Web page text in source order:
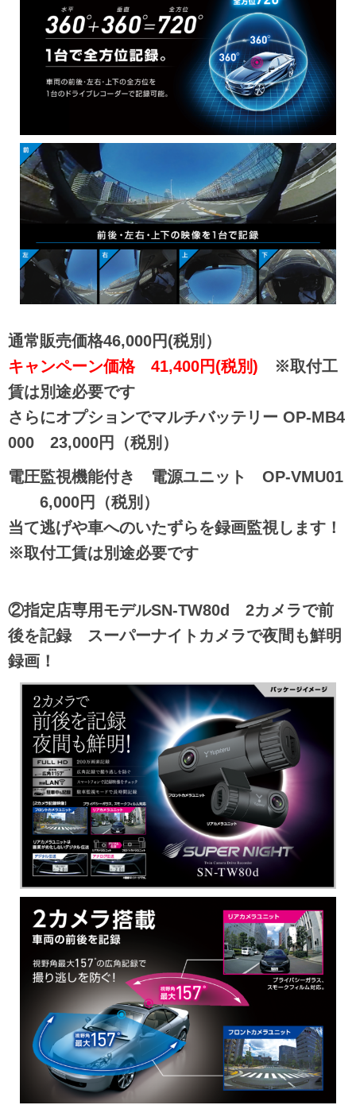
通常販売価格46,000円(税別）
キャンペーン価格 41,400円(税別) ※取付工
賃は別途必要です
さらにオプションでマルチバッテリー OP-MB4
000 23,000円（税別）
電圧監視機能付き 電源ユニット OP-VMU01
6,000円（税別）
当て逃げや車へのいたずらを録画監視します！
※取付工賃は別途必要です
②指定店専用モデルSN-TW80d 2カメラで前
後を記録 スーパーナイトカメラで夜間も鮮明
録画！